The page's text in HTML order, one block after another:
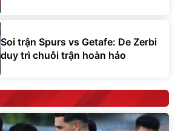
Soi trận Spurs vs Getafe: De Zerbi
duy trì chuỗi trận hoàn hảo